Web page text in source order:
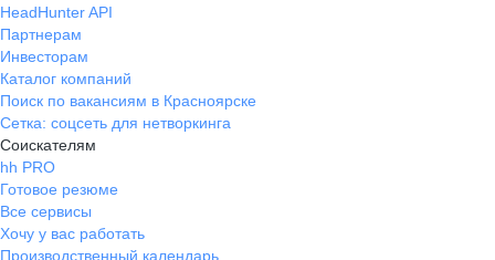
HeadHunter API
Партнерам
Инвесторам
Каталог компаний
Поиск по вакансиям в Красноярске
Сетка: соцсеть для нетворкинга
Соискателям
hh PRO
Готовое резюме
Все сервисы
Хочу у вас работать
Производственный календарь